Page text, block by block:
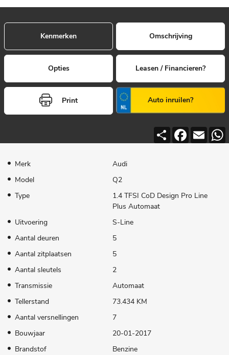
Kenmerken Omschrijving
Opties Leasen / Financieren?
Print Auto inruilen?
Deel Facebook
Email
Merk
Audi
Model
Q2
Type
1.4 TFSI CoD Design Pro Line
Plus Automaat
Uitvoering
S-Line
Aantal deuren
5
Aantal zitplaatsen
5
Aantal sleutels
2
Transmissie
Automaat
Tellerstand
73.434 KM
Aantal versnellingen
7
Bouwjaar
20-01-2017
Brandstof
Benzine